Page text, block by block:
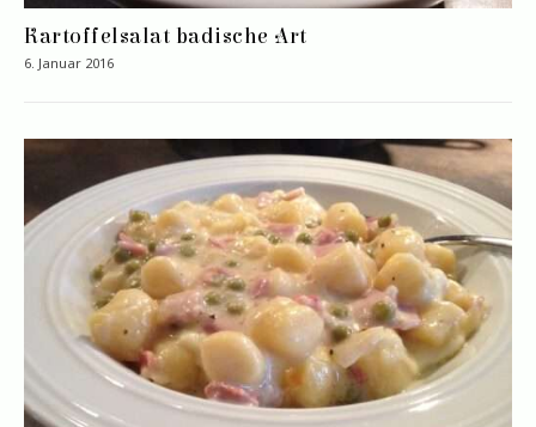
Kartoffelsalat badische Art
6. Januar 2016